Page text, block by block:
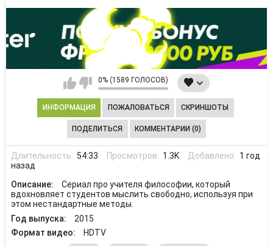
0% (1589 ГОЛОСОВ)
ИНФОРМАЦИЯ ПОЖАЛОВАТЬСЯ СКРИНШОТЫ
ПОДЕЛИТЬСЯ КОММЕНТАРИИ (0)
Длительность: 54:33 Просмотров: 1.3K Добавлено: 1 год
назад
Описание:
Сериал про учителя философии, который
вдохновляет студентов мыслить свободно, используя при
этом нестандартные методы.
Год выпуска:
2015
Формат видео:
HDTV